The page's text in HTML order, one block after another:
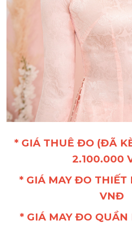
* GIÁ THUÊ ĐO (ĐÃ
2.100.000
* GIÁ MAY ĐO
VNĐ
* GIÁ MAY ĐO